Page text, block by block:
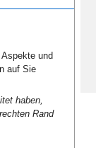
und
auf Sie
haben,
Rand